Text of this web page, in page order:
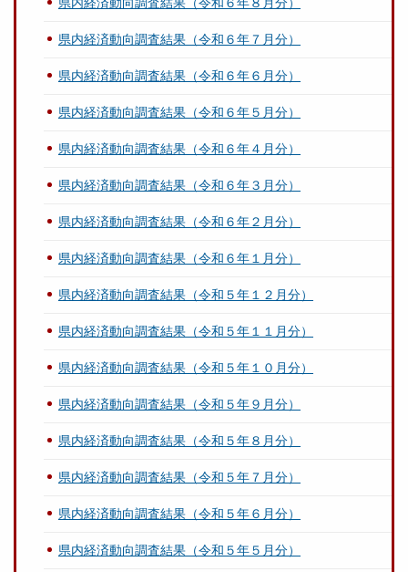
県内経済動向調査結果（令和６年７月分）
県内経済動向調査結果（令和６年６月分）
県内経済動向調査結果（令和６年５月分）
県内経済動向調査結果（令和６年４月分）
県内経済動向調査結果（令和６年３月分）
県内経済動向調査結果（令和６年２月分）
県内経済動向調査結果（令和６年１月分）
県内経済動向調査結果（令和５年１２月分）
県内経済動向調査結果（令和５年１１月分）
県内経済動向調査結果（令和５年１０月分）
県内経済動向調査結果（令和５年９月分）
県内経済動向調査結果（令和５年８月分）
県内経済動向調査結果（令和５年７月分）
県内経済動向調査結果（令和５年６月分）
県内経済動向調査結果（令和５年５月分）